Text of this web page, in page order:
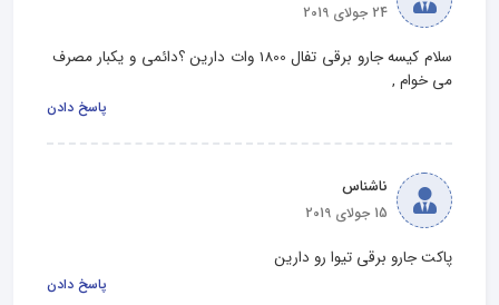
24 جولای 2019
سلام کیسه جارو برقی تفال 1800 وات دارین ؟دائمی و یکبار مصرف
می خوام ,
پاسخ دادن
ناشناس
15 جولای 2019
پاکت جارو برقی تیوا رو دارین
پاسخ دادن